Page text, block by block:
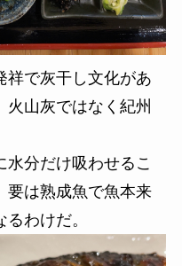
祥で灰干し文化があ
山灰ではなく 紀州
分だけ吸わせるこ
要は熟成魚で魚本来
わけだ。